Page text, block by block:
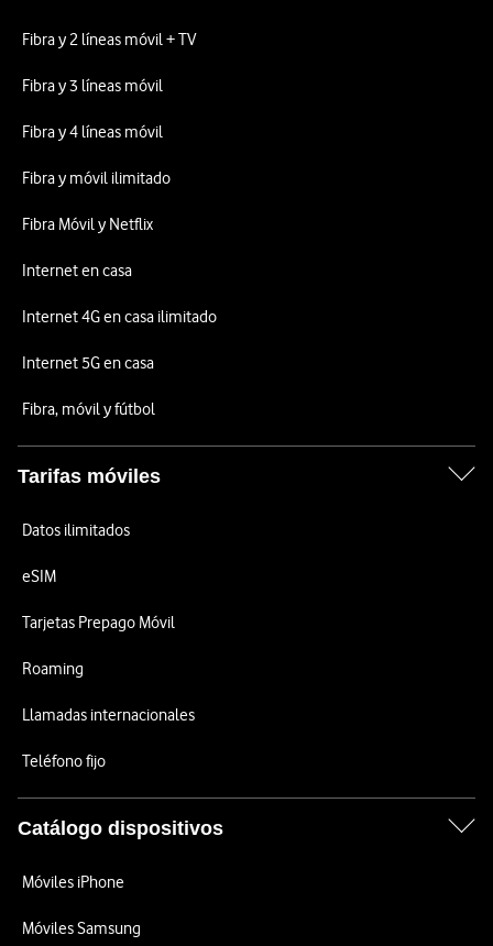
Fibra y 2 líneas móvil + TV
Fibra y 3 líneas móvil
Fibra y 4 líneas móvil
Fibra y móvil ilimitado
Fibra Móvil y Netflix
Internet en casa
Internet 4G en casa ilimitado
Internet 5G en casa
Fibra, móvil y fútbol
Tarifas móviles
Datos ilimitados
eSIM
Tarjetas Prepago Móvil
Roaming
Llamadas internacionales
Teléfono fijo
Catálogo dispositivos
Móviles iPhone
Móviles Samsung